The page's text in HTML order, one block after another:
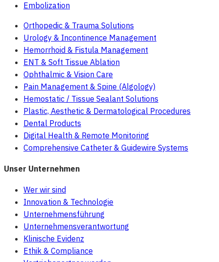
Embolization
Orthopedic & Trauma Solutions
Urology & Incontinence Management
Hemorrhoid & Fistula Management
ENT & Soft Tissue Ablation
Ophthalmic & Vision Care
Pain Management & Spine (Algology)
Hemostatic / Tissue Sealant Solutions
Plastic, Aesthetic & Dermatological Procedures
Dental Products
Digital Health & Remote Monitoring
Comprehensive Catheter & Guidewire Systems
Unser Unternehmen
Wer wir sind
Innovation & Technologie
Unternehmensführung
Unternehmensverantwortung
Klinische Evidenz
Ethik & Compliance